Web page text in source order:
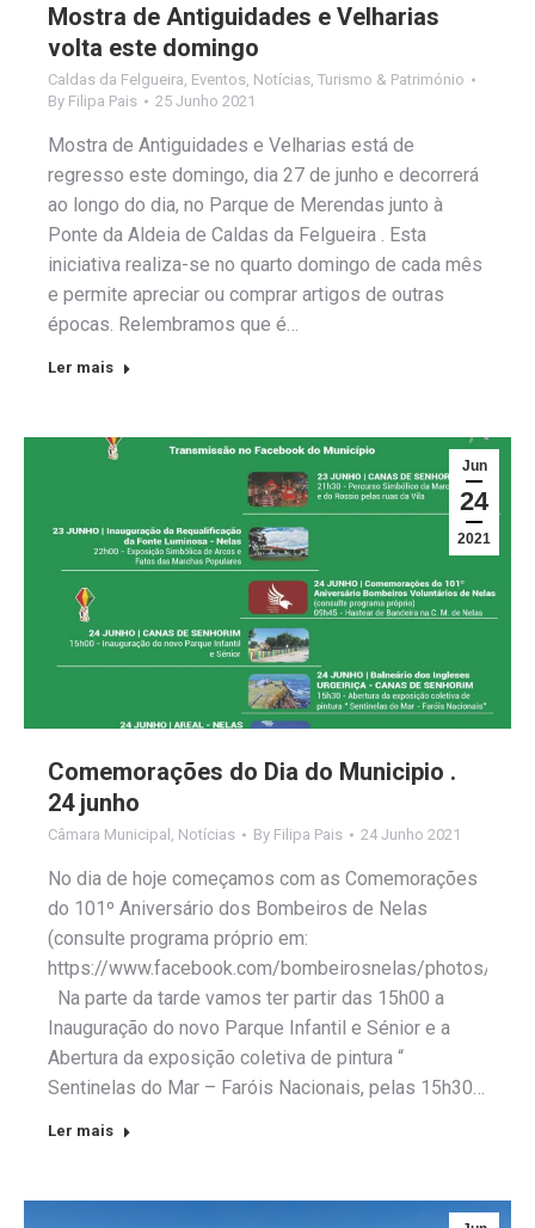
Mostra de Antiguidades e Velharias
volta este domingo
Caldas da Felgueira Eventos Notícias Turismo & Património
By Filipa Pais 25 Junho 2021
Mostra de Antiguidades e Velharias está de
regresso este domingo, dia 27 de junho e decorrerá
ao longo do dia, no Parque de Merendas junto à
Ponte da Aldeia de Caldas da Felgueira . Esta
iniciativa realiza-se no quarto domingo de cada mês
e permite apreciar ou comprar artigos de outras
épocas. Relembramos que é…
Ler mais
Jun
24
2021
Comemorações do Dia do Municipio .
24 junho
Câmara Municipal Notícias By Filipa Pais 24 Junho 2021
No dia de hoje começamos com as Comemorações
do 101º Aniversário dos Bombeiros de Nelas
(consulte programa próprio em:
https://www.facebook.com/bombeirosnelas/photos/
Na parte da tarde vamos ter partir das 15h00 a
Inauguração do novo Parque Infantil e Sénior e a
Abertura da exposição coletiva de pintura “
Sentinelas do Mar – Faróis Nacionais, pelas 15h30…
Ler mais